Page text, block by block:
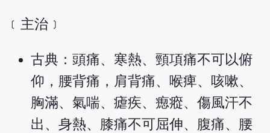
﹝主治﹞
古典：頭痛、寒熱、頸項痛不可以俯
仰，腰背痛，肩背痛、喉痺、咳嗽、
胸滿、氣喘、瘧疾、瘛瘲、傷風汗不
出、身熱、膝痛不可屈伸、腹痛、腰